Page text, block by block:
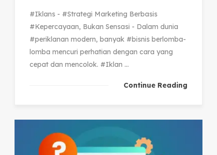
#Iklans - #Strategi Marketing Berbasis
#Kepercayaan, Bukan Sensasi - Dalam dunia
#periklanan modern, banyak #bisnis berlomba-
lomba mencuri perhatian dengan cara yang
cepat dan mencolok. #Iklan ...
Continue Reading